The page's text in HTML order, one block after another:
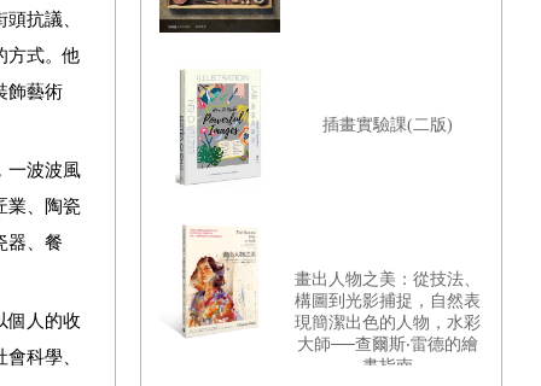
抗議、
方式。他
飾藝術
一波波風
業、陶瓷
器、餐
個人 的收
科學、
插畫實驗課(二版)
畫出人物之美：從技法、
構圖到光影捕捉，自然表
現簡潔出色的人物，水彩
大師──查爾斯‧雷德的繪
畫指南